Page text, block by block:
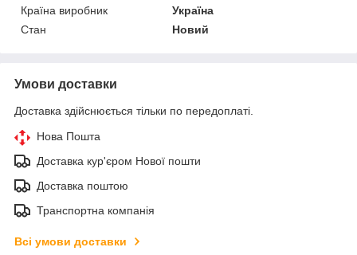
Країна виробник
Україна
Стан
Новий
Умови доставки
Доставка здійснюється тільки по передоплаті.
Нова Пошта
Доставка кур'єром Нової пошти
Доставка поштою
Транспортна компанія
Всі умови доставки